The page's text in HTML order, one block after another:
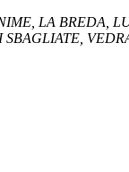
LA BREDA,